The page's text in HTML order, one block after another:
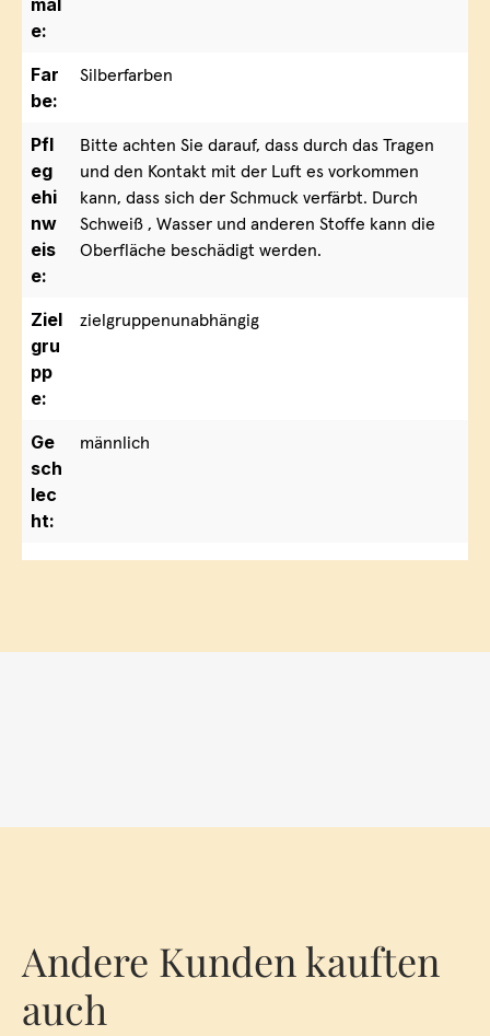
mal
e:
Far
be:
Silberfarben
Pfl
eg
ehi
nw
eis
e:
Bitte achten Sie darauf, dass durch das Tragen
und den Kontakt mit der Luft es vorkommen
kann, dass sich der Schmuck verfärbt. Durch
Schweiß , Wasser und anderen Stoffe kann die
Oberfläche beschädigt werden.
Ziel
gru
pp
e:
zielgruppenunabhängig
Ge
sch
lec
ht:
männlich
Andere Kunden kauften
auch